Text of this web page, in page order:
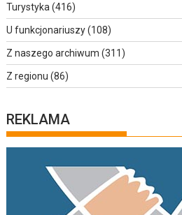
Turystyka(416)
U funkcjonariuszy(108)
Z naszego archiwum (311)
Z regionu (86)
REKLAMA